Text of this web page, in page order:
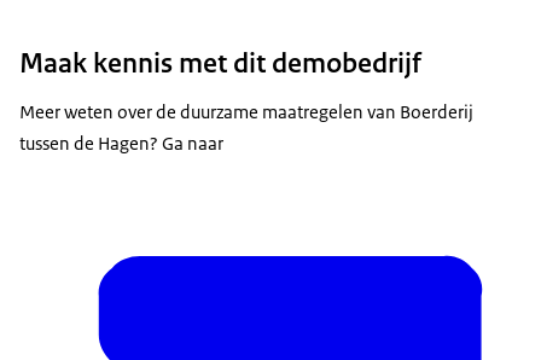
Maak kennis met dit demobedrijf
Meer weten over de duurzame maatregelen van Boerderij
tussen de Hagen? Ga naar